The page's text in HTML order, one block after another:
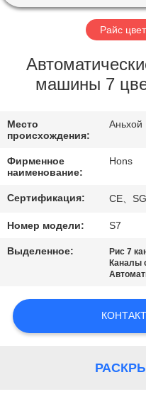
ФАБРИКИ
ПРОВЕРКА
СВЯЖИТЕСЬ
МЫ
СПРОСИТЕ
САЙТА
Райс
машины 7
Место
происхождения:
Аньхой
Фирменное
наименование:
Hons
Сертификация: CE、
Номер модели: S7
Выделенное: Рис 7
Каналы